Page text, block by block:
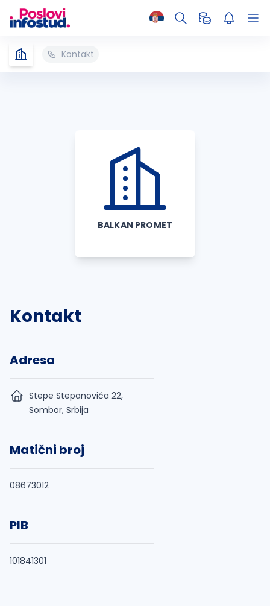
Kontakt
BALKAN PROMET
Kontakt
Adresa
Stepe Stepanovića 22,
Sombor, Srbija
Matični broj
08673012
PIB
101841301